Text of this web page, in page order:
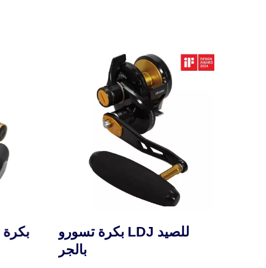
بكرة تسورو LDJ للصيد
بالجر